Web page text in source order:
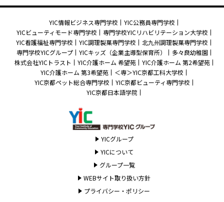
YIC情報ビジネス専門学校
YIC公務員専門学校
YICビューティモード専門学校
専門学校YICリハビリテーション大学校
YIC看護福祉専門学校
YIC調理製菓専門学校
北九州調理製菓専門学校
専門学校YICグループ
YICキッズ（企業主導型保育所）
多々良幼稚園
株式会社YICトラスト
YIC介護ホーム 希望苑
YIC介護ホーム 第2希望苑
YIC介護ホーム 第3希望苑
＜専＞YIC京都工科大学校
YIC京都ペット総合専門学校
YIC京都ビューティ専門学校
YIC京都日本語学院
YICグループ
YICについて
グループ一覧
WEBサイト取り扱い方針
プライバシー・ポリシー